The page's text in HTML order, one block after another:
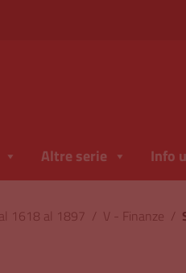
Altre serie Info
1618 al 1897 / V - Finanze /